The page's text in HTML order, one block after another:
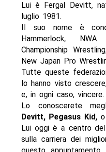
Lui è Fergal Devitt,
luglio 1981.
Il suo nome è
Hammerlock,
Championship
New Japan Pro
Tutte queste
lo hanno visto
e, in ogni caso, vincere.
Lo conoscerete
Devitt, Pegasus Kid,o
Lui oggi è a centro
sulla carriera dei